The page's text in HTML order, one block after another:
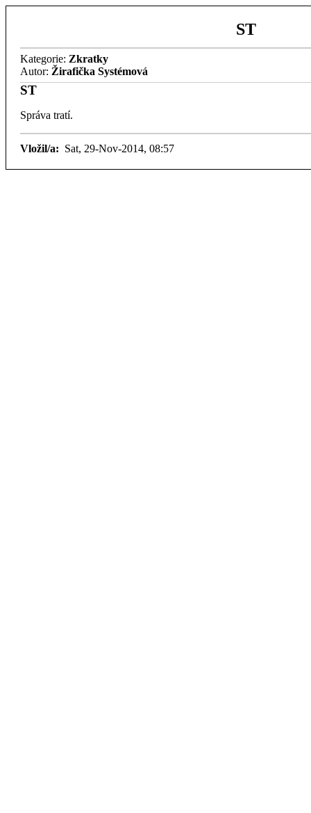
ST
Kategorie: Zkratky
Autor: Žirafička Systémová
ST
Správa tratí.
Vložil/a: Sat, 29-Nov-2014, 08:57